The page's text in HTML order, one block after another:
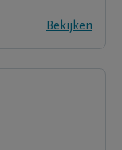
Bekijken